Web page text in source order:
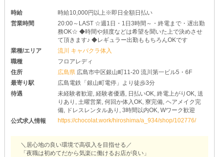
時給
時給10,000円以上※即日全額日払い
営業時間
20:00～LAST ☆週1日・1日3時間～・終電まで・遅出勤
務OK☆ ◆時間や頻度などは希望を聞いた上で決めさせ
て頂きます♪ ◆レギュラー出勤ももちろんOKです
業種/エリア
流川 キャバクラ体入
職種
フロアレディ
住所
広島県 広島市中区銀山町11-20 流川第一ビル5・6F
最寄り駅
広島電鉄「銀山町電停」より徒歩3分
待遇
未経験者歓迎, 経験者優遇, 日払いOK, 終電上がりOK, 送
りあり, 土曜営業, 何回か体入OK, 寮完備, ヘアメイク完
備, ドレスレンタルあり, 3時間以内OK, Wワーク歓迎
公式求人情報
https://chocolat.work/hiroshima/a_934/shop/102776/
＼居心地の良い環境で高収入を目指せる／
「夜職は初めてだから気楽に働けるお店が良い」